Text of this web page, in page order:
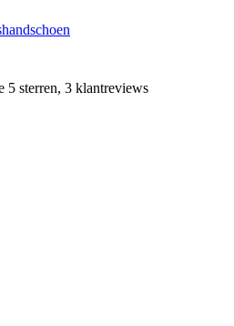
5 sterren, 3 klantreviews